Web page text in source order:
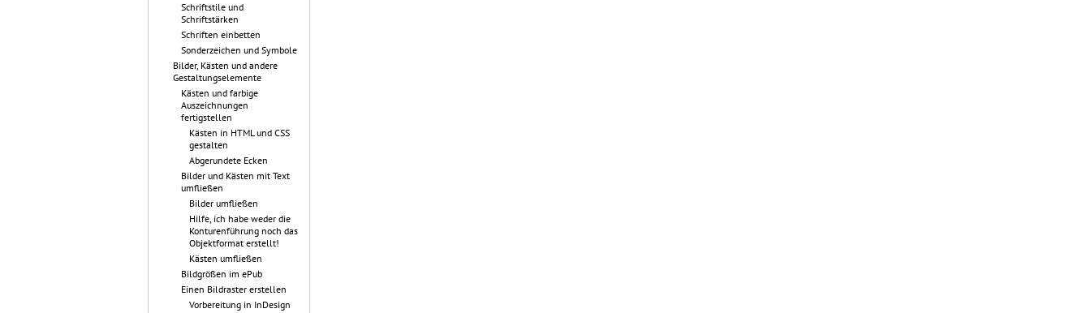
Schriftstile und
Schriftstärken
Schriften einbetten
Sonderzeichen und Symbole
Bilder, Kästen und andere
Gestaltungselemente
Kästen und farbige
Auszeichnungen
fertigstellen
Kästen in HTML und CSS
gestalten
Abgerundete Ecken
Bilder und Kästen mit Text
umfließen
Bilder umfließen
Hilfe, ich habe weder die
Konturenführung noch das
Objektformat erstellt!
Kästen umfließen
Bildgrößen im ePub
Einen Bildraster erstellen
Vorbereitung in InDesign